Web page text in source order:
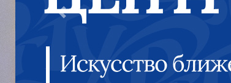
Previous